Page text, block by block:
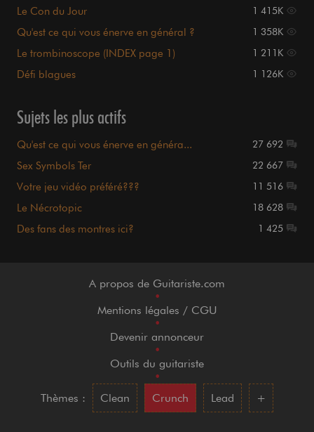
Le Con du Jour 1 415K
Qu'est ce qui vous énerve en général ? 1 358K
Le trombinoscope (INDEX page 1) 1 211K
Défi blagues 1 126K
Sujets les plus actifs
Qu'est ce qui vous énerve en généra... 27 692
Sex Symbols Ter 22 667
Votre jeu vidéo préféré??? 11 516
Le Nécrotopic 18 628
Des fans des montres ici? 1 425
A propos de Guitariste.com
•
Mentions légales / CGU
•
Devenir annonceur
•
Outils du guitariste
•
Thèmes :
Clean Crunch Lead +